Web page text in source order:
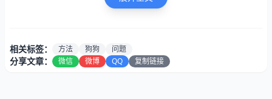
相关标签： 方法 狗狗 问题
分享文章： 微信 微博 QQ 复制链接